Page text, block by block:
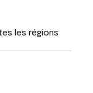
les régions